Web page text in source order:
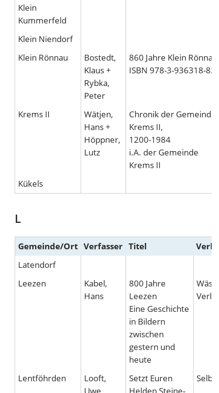
Klein
Kummerfeld
Klein Niendorf
Klein Rönnau
Bostedt,
Klaus +
Rybka,
Peter
860 Jahre Klein Rönnau
ISBN 978-3-936318-
Krems II
Wätjen,
Hans +
Höppner,
Lutz
Chronik der Gemeinde
Krems II,
1200-1984
i.A. der Gemeinde
Krems II
Kükels
L
Gemeinde/Ort Verfasser Titel
Latendorf
Leezen
Kabel,
Hans
800 Jahre
Leezen
Eine Geschichte
in Bildern
zwischen
gestern und
heute
Lentföhrden
Looft,
Setzt Euren